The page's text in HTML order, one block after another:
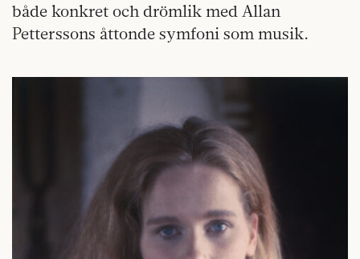
både konkret och drömlik med Allan
Petterssons åttonde symfoni som musik.